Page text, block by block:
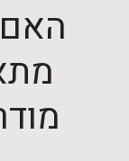
האם